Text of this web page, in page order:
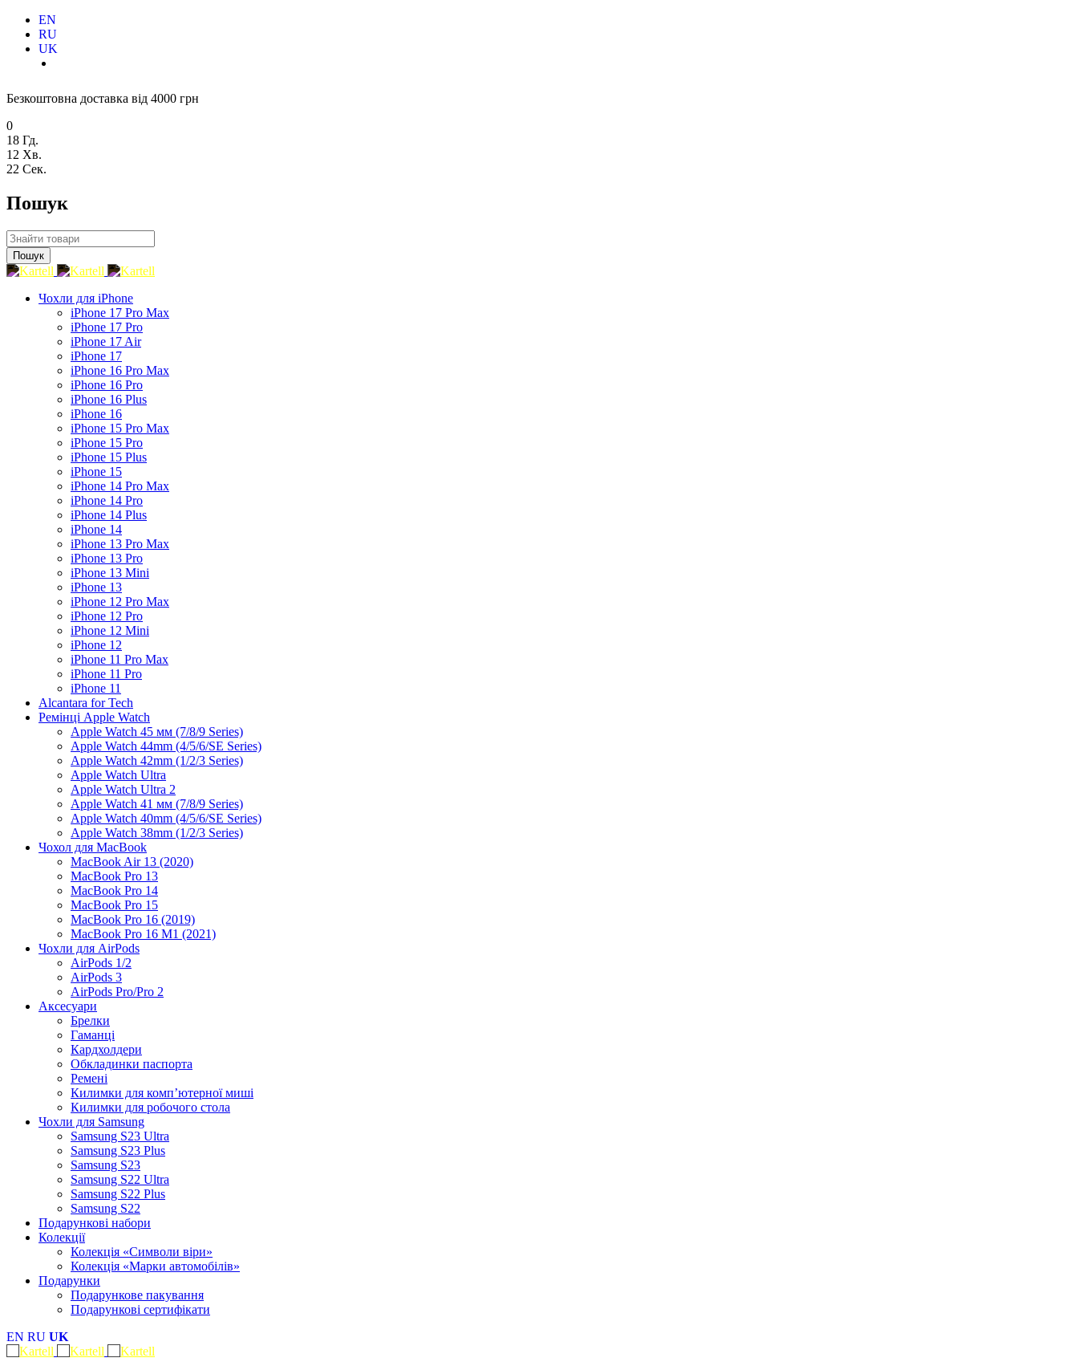
EN
RU
UK
Безкоштовна доставка від 4000 грн
0
18 Гд.
12 Хв.
21 Сек.
Пошук
Чохли для iPhone
iPhone 17 Pro Max
iPhone 17 Pro
iPhone 17 Air
iPhone 17
iPhone 16 Pro Max
iPhone 16 Pro
iPhone 16 Plus
iPhone 16
iPhone 15 Pro Max
iPhone 15 Pro
iPhone 15 Plus
iPhone 15
iPhone 14 Pro Max
iPhone 14 Pro
iPhone 14 Plus
iPhone 14
iPhone 13 Pro Max
iPhone 13 Pro
iPhone 13 Mini
iPhone 13
iPhone 12 Pro Max
iPhone 12 Pro
iPhone 12 Mini
iPhone 12
iPhone 11 Pro Max
iPhone 11 Pro
iPhone 11
Alcantara for Tech
Ремінці Apple Watch
Apple Watch 45 мм (7/8/9 Series)
Apple Watch 44mm (4/5/6/SE Series)
Apple Watch 42mm (1/2/3 Series)
Apple Watch Ultra
Apple Watch Ultra 2
Apple Watch 41 мм (7/8/9 Series)
Apple Watch 40mm (4/5/6/SE Series)
Apple Watch 38mm (1/2/3 Series)
Чохол для MacBook
MacBook Air 13 (2020)
MacBook Pro 13
MacBook Pro 14
MacBook Pro 15
MacBook Pro 16 (2019)
MacBook Pro 16 M1 (2021)
Чохли для AirPods
AirPods 1/2
AirPods 3
AirPods Pro/Pro 2
Аксесуари
Брелки
Гаманці
Кардхолдери
Обкладинки паспорта
Ремені
Килимки для комп’ютерної миші
Килимки для робочого стола
Чохли для Samsung
Samsung S23 Ultra
Samsung S23 Plus
Samsung S23
Samsung S22 Ultra
Samsung S22 Plus
Samsung S22
Подарункові набори
Колекції
Колекція «Символи віри»
Колекція «Марки автомобілів»
Подарунки
Подарункове пакування
Подарункові сертифікати
EN RU UK